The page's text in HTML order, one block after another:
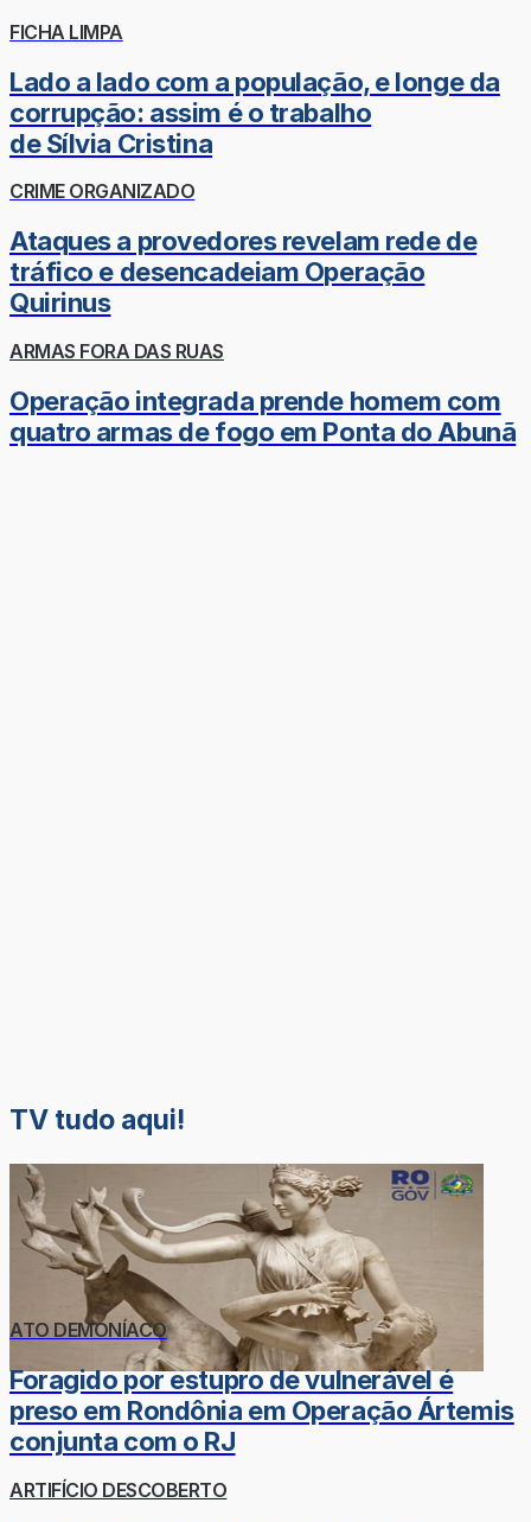
FICHA LIMPA
Lado a lado com a população, e longe da
corrupção: assim é o trabalho
de Sílvia Cristina
CRIME ORGANIZADO
Ataques a provedores revelam rede de
tráfico e desencadeiam Operação
Quirinus
ARMAS FORA DAS RUAS
Operação integrada prende homem com
quatro armas de fogo em Ponta do Abunã
TV tudo aqui!
ATO DEMONÍACO
Foragido por estupro de vulnerável é
preso em Rondônia em Operação Ártemis
conjunta com o RJ
ARTIFÍCIO DESCOBERTO